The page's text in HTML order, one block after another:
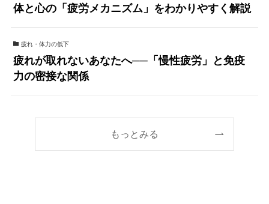
体と心の「疲労メカニズム」をわかりやすく解説
疲れ・体力の低下
疲れが取れないあなたへ──「慢性疲労」と免疫
力の密接な関係
もっとみる